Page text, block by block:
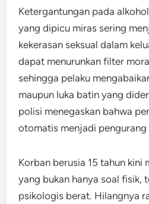
Ketergantungan pada
yang dipicu miras sering
kekerasan seksual dalam
dapat menurunkan filter
sehingga pelaku
maupun luka batin yang
polisi menegaskan bahwa
otomatis menjadi pengurang
Korban berusia 15 tahun kini
yang bukan hanya soal fisik,
psikologis berat. Hilangnya